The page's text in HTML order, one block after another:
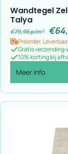
Wandtegel
Talya
€79,96p/m² €
Preorder,
Gratis verzending
10% korting bij
Meer info